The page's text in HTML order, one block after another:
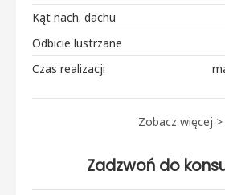
Kąt nach. dachu
Odbicie lustrzane
Czas realizacji
Zobacz więcej >
Zadzwoń do